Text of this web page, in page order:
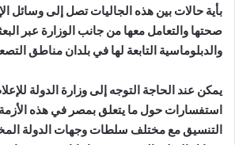
بأية حالات بين هذه الجاليات تصل إلى وسائل
صحتها والتعامل معها من جانب الوزارة عبر
والدبلوماسية التابعة لها في بلدان مناطق
يمكن عند الحاجة التوجه إلى وزارة الدولة
استفسارات حول ما يتعلق بمصر في هذه الأزمة
التنسيق مع مختلف سلطات وجهات الدولة